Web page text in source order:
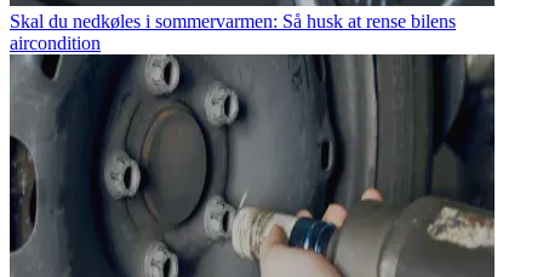
Skal du nedkøles i sommervarmen: Så husk at rense bilens
aircondition